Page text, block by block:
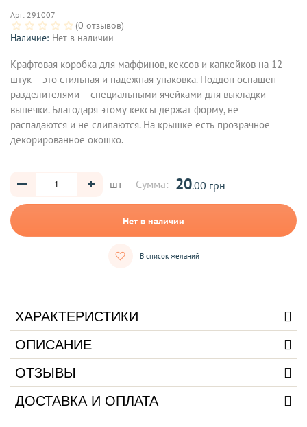
Арт: 291007
(0 отзывов)
Наличие: Нет в наличии
Крафтовая коробка для маффинов, кексов и капкейков на 12
штук – это стильная и надежная упаковка. Поддон оснащен
разделителями – специальными ячейками для выкладки
выпечки. Благодаря этому кексы держат форму, не
распадаются и не слипаются. На крышке есть прозрачное
декорированное окошко.
шт Сумма: 20.00 грн
Нет в наличии
В список желаний
ХАРАКТЕРИСТИКИ
ОПИСАНИЕ
ОТЗЫВЫ
ДОСТАВКА И ОПЛАТА